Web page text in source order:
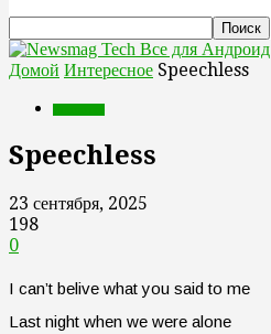
Все для Андроид
Домой Интересное Speechless
Speechless
23 сентября, 2025
198
0
I can’t belive what you said to me
Last night when we were alone